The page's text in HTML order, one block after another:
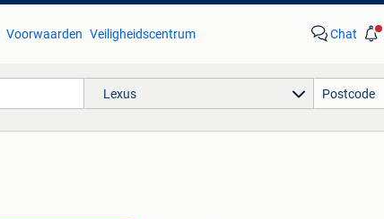
Voorwaarden Veiligheidscentrum Chat
Lexus